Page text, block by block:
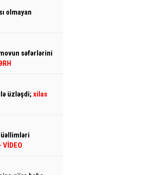
olmayan
səfərlərini
üzləşdi; xilas
VİDEO